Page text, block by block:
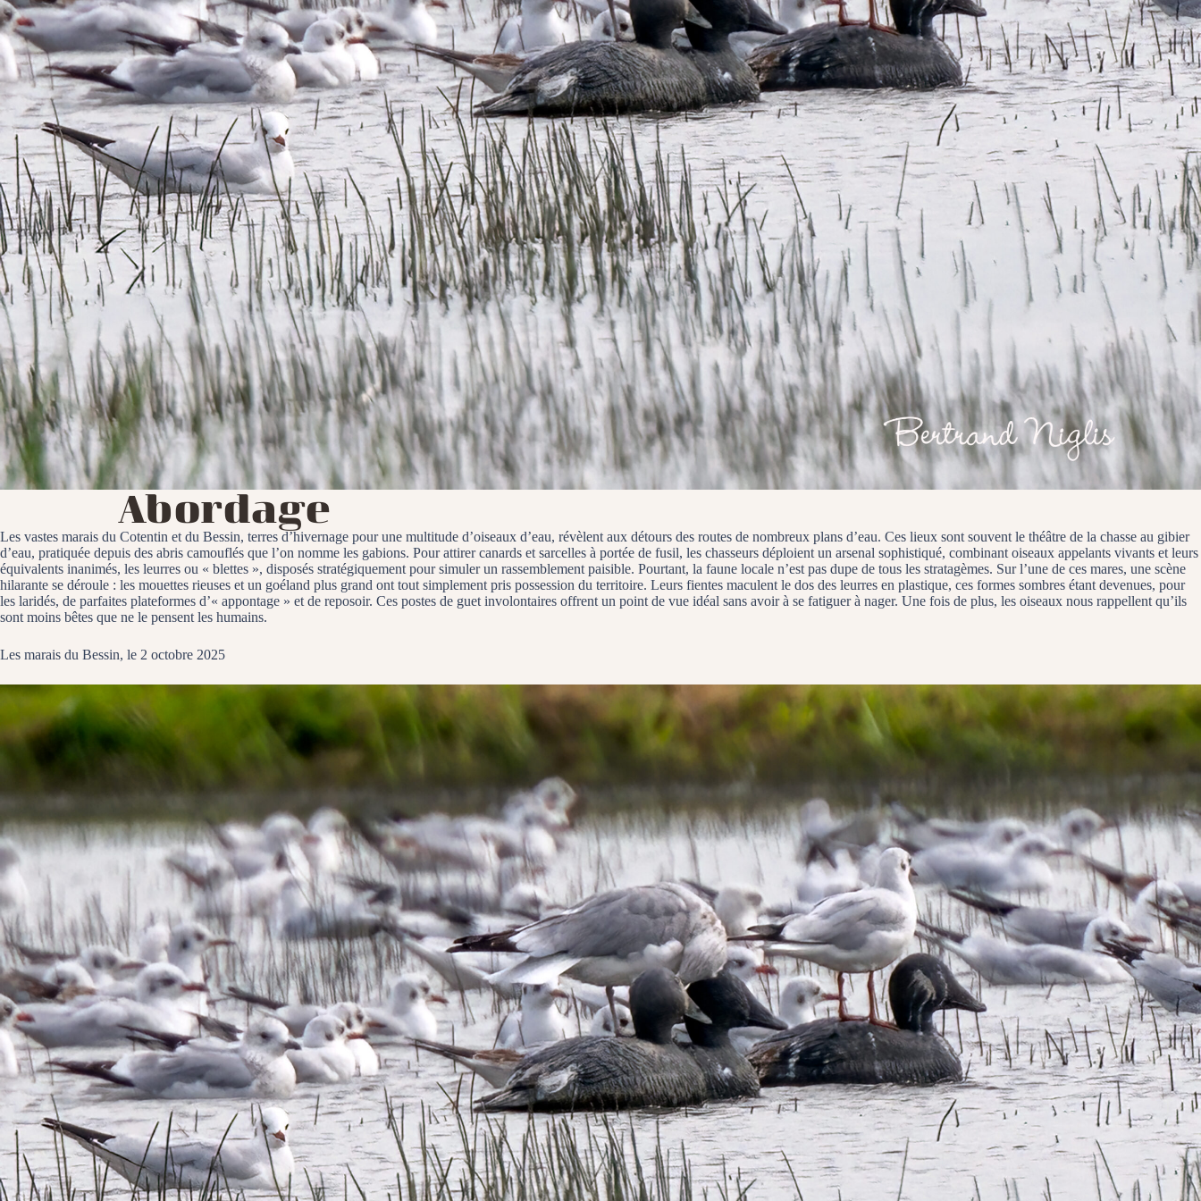
Abordage
Les vastes marais du Cotentin et du Bessin, terres d’hivernage pour une multitude d’oiseaux d’eau, révèlent aux détours des routes de nombreux plans d’eau. Ces lieux sont souvent le théâtre de la chasse au gibier
d’eau, pratiquée depuis des abris camouflés que l’on nomme les gabions. Pour attirer canards et sarcelles à portée de fusil, les chasseurs déploient un arsenal sophistiqué, combinant oiseaux appelants vivants et leurs
équivalents inanimés, les leurres ou « blettes », disposés stratégiquement pour simuler un rassemblement paisible. Pourtant, la faune locale n’est pas dupe de tous les stratagèmes. Sur l’une de ces mares, une scène
hilarante se déroule : les mouettes rieuses et un goéland plus grand ont tout simplement pris possession du territoire. Leurs fientes maculent le dos des leurres en plastique, ces formes sombres étant devenues, pour
les laridés, de parfaites plateformes d’« appontage » et de reposoir. Ces postes de guet involontaires offrent un point de vue idéal sans avoir à se fatiguer à nager. Une fois de plus, les oiseaux nous rappellent qu’ils
sont moins bêtes que ne le pensent les humains.
Les marais du Bessin, le 2 octobre 2025